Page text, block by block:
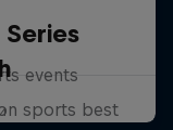
events
sports best